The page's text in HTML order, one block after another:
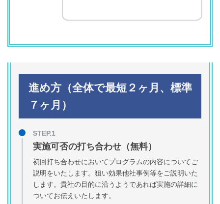
進め方（全体で最短２ヶ月、標準
７ヶ月）
実施可否の打ち合わせ（無料）
初回打ち合わせにおいてプログラムの内容についてご
説明をいたします。狙い効果他社事例等をご説明いた
します。貴社の目的に沿うようであれば実施の詳細に
ついてお伝えいたします。